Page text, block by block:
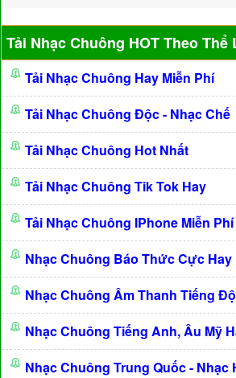
Tải Nhạc Chuông HOT Theo Thể
Tải Nhạc Chuông Hay Miễn Phí
Tải Nhạc Chuông Độc - Nhạc Chế
Tải Nhạc Chuông Hot Nhất
Tải Nhạc Chuông Tik Tok Hay
Tải Nhạc Chuông IPhone Miễn Phí
Nhạc Chuông Báo Thức Cực Hay
Nhạc Chuông Âm Thanh Tiếng
Nhạc Chuông Tiếng Anh, Âu Mỹ
Nhạc Chuông Trung Quốc - Nhạc